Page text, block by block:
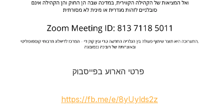
https://fb.me/e/8yUylds2z